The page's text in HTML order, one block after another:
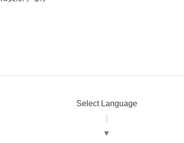
Select Language
▼